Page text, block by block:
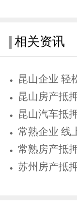
相关资讯
昆山企业 轻
昆山房产抵
昆山汽车抵
常熟企业 线
常熟房产抵
苏州房产抵